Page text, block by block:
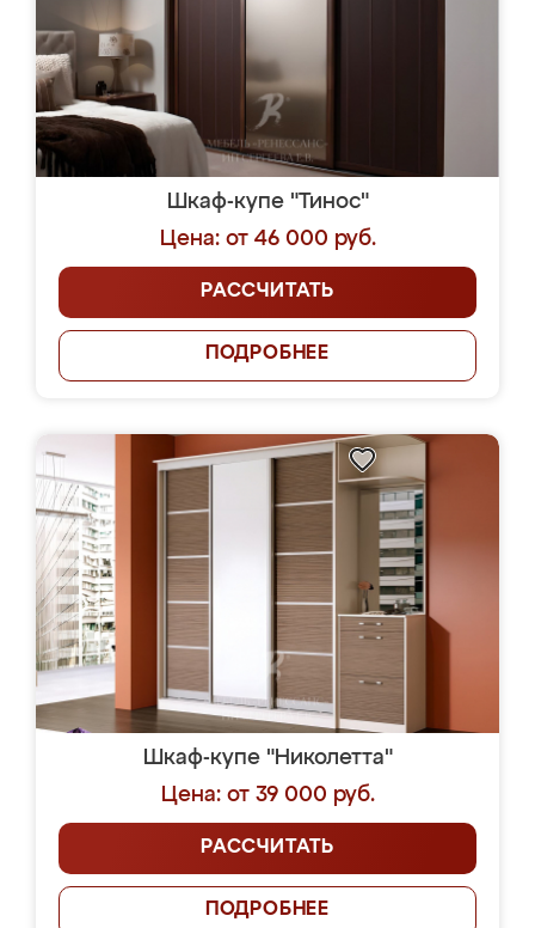
Шкаф-купе "Тинос"
Цена: от 46 000 руб.
РАССЧИТАТЬ
ПОДРОБНЕЕ
Шкаф-купе "Николетта"
Цена: от 39 000 руб.
РАССЧИТАТЬ
ПОДРОБНЕЕ